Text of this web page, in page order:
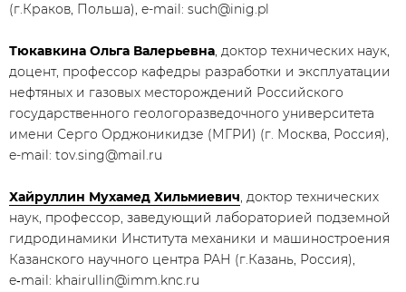
(г.Краков, Польша), e-mail: such@inig.pl
Тюкавкина Ольга Валерьевна, доктор технических наук,
доцент, профессор кафедры разработки и эксплуатации
нефтяных и газовых месторождений Российского
государственного геологоразведочного университета
имени Серго Орджоникидзе (МГРИ) (г. Москва, Россия),
e-mail: tov.sing@mail.ru
Хайруллин Мухамед Хильмиевич, доктор технических
наук, профессор, заведующий лабораторией подземной
гидродинамики Института механики и машиностроения
Казанского научного центра РАН (г.Казань, Россия),
e‑mail: khairullin@imm.knc.ru